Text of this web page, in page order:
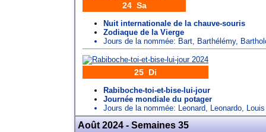
24 Sa
Nuit internationale de la chauve-souris
Zodiaque de la Vierge
Jours de la nommée: Bart, Barthélémy,
25 Di
Rabiboche-toi-et-bise-lui-jour
Journée mondiale du potager
Jours de la nommée: Leonard, Leonardo, Louis
Août 2024 - Semaines 35